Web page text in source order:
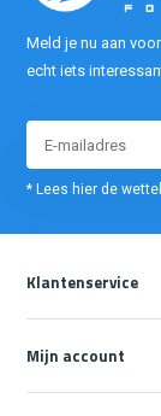
Meld je nu aan
echt iets
* Lees hier de
Klantenservice
Mijn account